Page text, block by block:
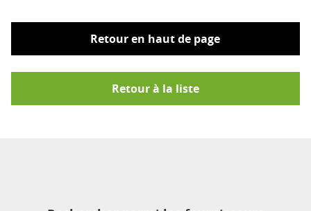
Retour en haut de page
Retour à la liste